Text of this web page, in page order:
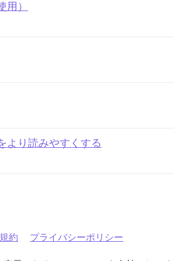
）
より読みやすくする
約 プライバシーポリシー